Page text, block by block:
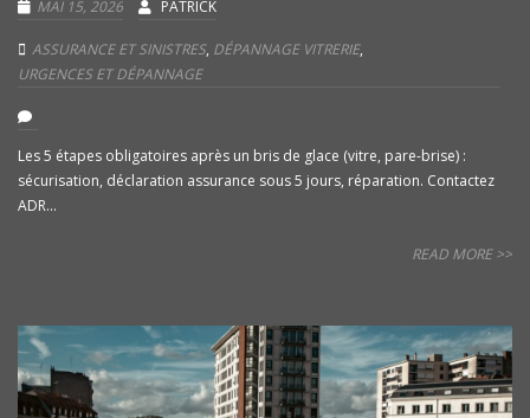
MAI 15, 2026 PATRICK
ASSURANCE ET SINISTRES, DÉPANNAGE VITRERIE,
URGENCES ET DÉPANNAGE
Les 5 étapes obligatoires après un bris de glace (vitre, pare-brise) :
sécurisation, déclaration assurance sous 5 jours, réparation. Contactez
ADR...
READ MORE >>